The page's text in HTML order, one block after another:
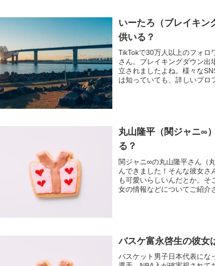
いーたろ（ブレイキン
供いる？
TikTokで30万人以上のフォロ
さん。ブレイキングダウン出
立されましたよね。様々な
は知っていても、詳しいプロ
丸山隆平（関ジャニ∞
る？
関ジャニ∞の丸山隆平さん（
んできました！そんな彼女さ
も可愛いらしいんだとか。そ
女の情報などについてご紹介
バスケ富永啓生の彼女
バスケット男子日本代表にな